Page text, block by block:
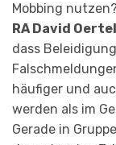
Mobbing nutzen?
RA David
dass
häufiger und
werden als im
Gerade in